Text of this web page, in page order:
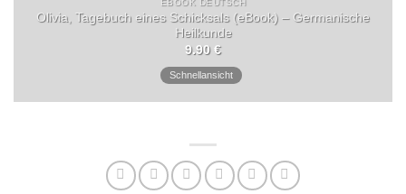
Olivia, Tagebuch eines Schicksals (eBook) – Germanische
Heilkunde
9.90 €
Schnellansicht